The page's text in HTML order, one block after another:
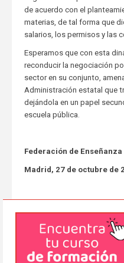
de acuerdo con el
materias, de tal forma que
salarios, los permisos y las
Esperamos que con esta
reconducir la negociación
sector en su conjunto,
Administración estatal que
dejándola en un papel
escuela pública.
Federación de Enseñanza
Madrid, 27 de octubre de